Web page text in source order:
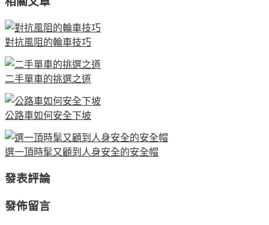
對抗風阻的輪車技巧
二手單車的挑選之道
公路車如何安全下坡
選一頂時髦又顧到人身安全的安全帽
發表評論
發佈留言